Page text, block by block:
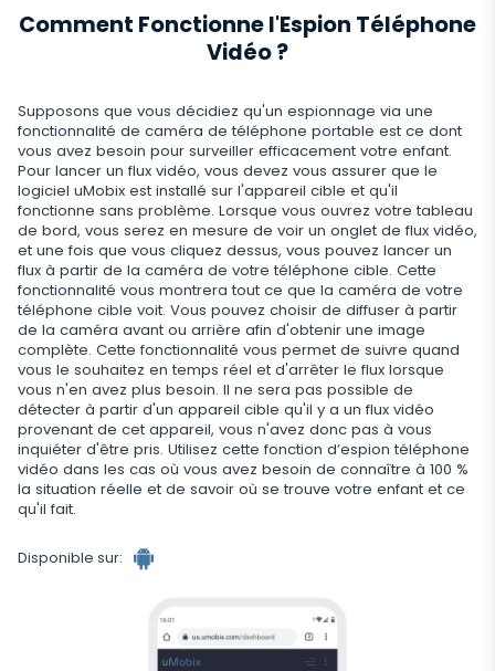
Calendrier d'utilisation des applications
Info sur appareil
Détecteur d'applications espion
Suivi Google Chat
Bloquer le Wi-Fi
Désactivez les messages
Restriction d’Appel
Application supplémentaire pour les parents
Régulez le stockage des données
Comment Fonctionne l'Espion Téléphone
Vidéo ?
Supposons que vous décidiez qu'un espionnage via une
fonctionnalité de caméra de téléphone portable est ce dont
vous avez besoin pour surveiller efficacement votre enfant.
Pour lancer un flux vidéo, vous devez vous assurer que le
logiciel uMobix est installé sur l'appareil cible et qu'il
fonctionne sans problème. Lorsque vous ouvrez votre tableau
de bord, vous serez en mesure de voir un onglet de flux vidéo,
et une fois que vous cliquez dessus, vous pouvez lancer un
flux à partir de la caméra de votre téléphone cible. Cette
fonctionnalité vous montrera tout ce que la caméra de votre
téléphone cible voit. Vous pouvez choisir de diffuser à partir
de la caméra avant ou arrière afin d'obtenir une image
complète. Cette fonctionnalité vous permet de suivre quand
vous le souhaitez en temps réel et d'arrêter le flux lorsque
vous n'en avez plus besoin. Il ne sera pas possible de
détecter à partir d'un appareil cible qu'il y a un flux vidéo
provenant de cet appareil, vous n'avez donc pas à vous
inquiéter d'être pris. Utilisez cette fonction d’espion téléphone
vidéo dans les cas où vous avez besoin de connaître à 100 %
la situation réelle et de savoir où se trouve votre enfant et ce
qu'il fait.
Disponible sur: